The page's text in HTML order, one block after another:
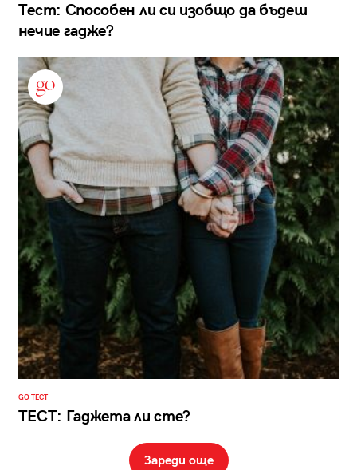
Тест: Способен ли си изобщо да бъдеш
нечие гадже?
GO ТЕСТ
ТЕСТ: Гаджета ли сте?
Зареди още